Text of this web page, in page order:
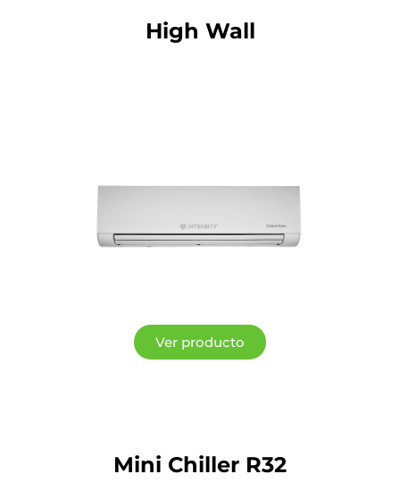
High Wall
Ver producto
Mini Chiller R32